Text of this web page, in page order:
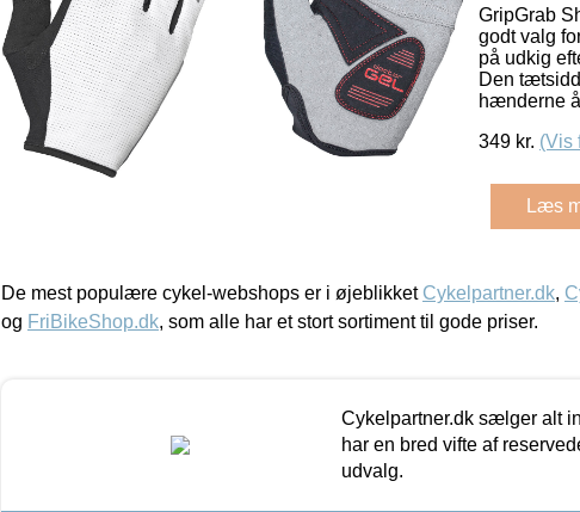
GripGrab
godt valg
på udkig
Den
hænderne
349 kr. (Vis
Læs
De mest populære cykel-webshops er i øjeblikket Cykelpartner.dk,
og FriBikeShop.dk, som alle har et stort sortiment til gode priser.
Cykelpartner.dk sælger alt
har en bred vifte af
udvalg.